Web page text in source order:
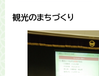
観光のまちづくり